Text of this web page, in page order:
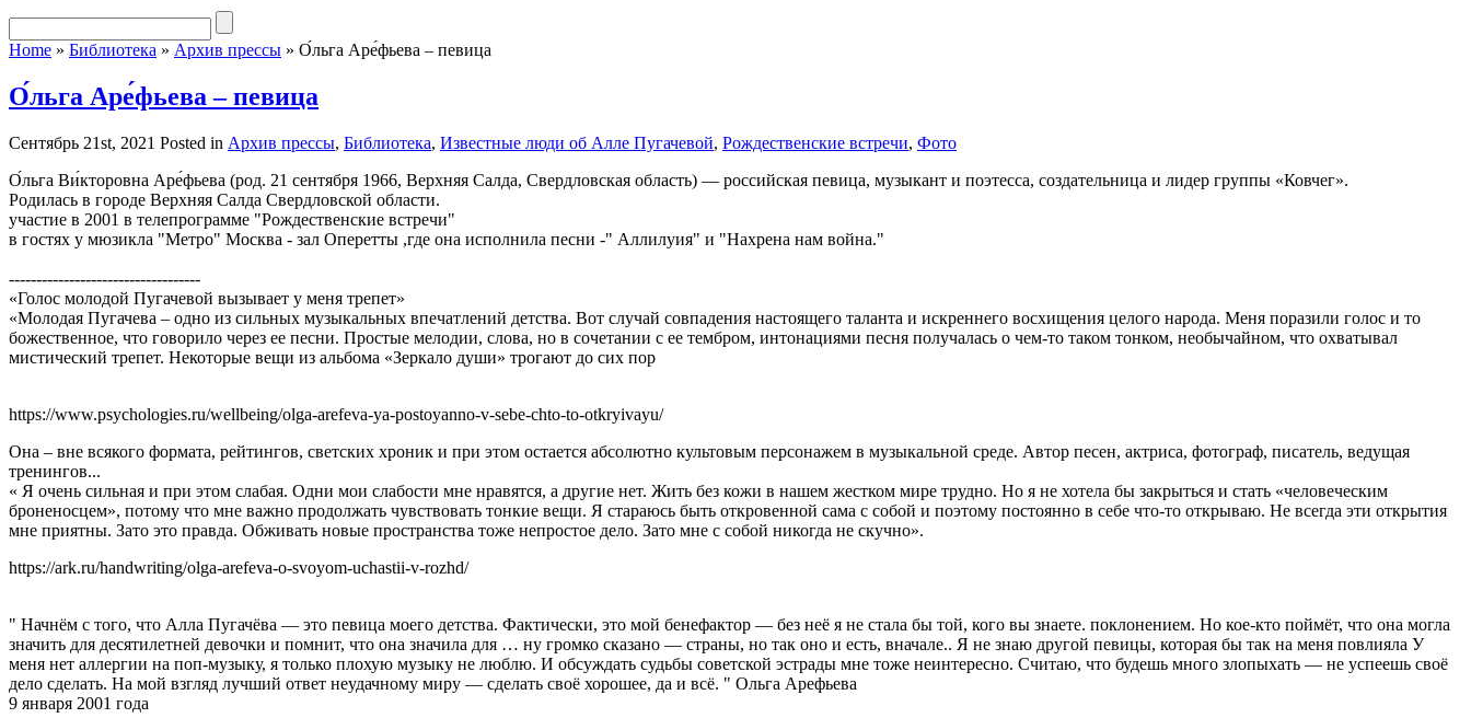
Home » Библиотека » Архив прессы » О́льга Аре́фьева – певица
О́льга Аре́фьева – певица
Сентябрь 21st, 2021 Posted in Архив прессы, Библиотека, Известные люди об Алле Пугачевой, Рождественские встречи, Фото
О́льга Ви́кторовна Аре́фьева (род. 21 сентября 1966, Верхняя Салда, Свердловская область) — российская певица, музыкант и поэтесса, создательница и лидер группы «Ковчег».
Родилась в городе Верхняя Салда Свердловской области.
участие в 2001 в телепрограмме "Рождественские встречи"
в гостях у мюзикла "Метро" Москва - зал Оперетты ,где она исполнила песни -" Аллилуия" и "Нахрена нам война."
-----------------------------------
«Голос молодой Пугачевой вызывает у меня трепет»
«Молодая Пугачева – одно из сильных музыкальных впечатлений детства. Вот случай совпадения настоящего таланта и искреннего восхищения целого народа. Меня поразили голос и то
божественное, что говорило через ее песни. Простые мелодии, слова, но в сочетании с ее тембром, интонациями песня получалась о чем-то таком тонком, необычайном, что охватывал
мистический трепет. Некоторые вещи из альбома «Зеркало души» трогают до сих пор
https://www.psychologies.ru/wellbeing/olga-arefeva-ya-postoyanno-v-sebe-chto-to-otkryivayu/
Она – вне всякого формата, рейтингов, светских хроник и при этом остается абсолютно культовым персонажем в музыкальной среде. Автор песен, актриса, фотограф, писатель, ведущая
тренингов...
« Я очень сильная и при этом слабая. Одни мои слабости мне нравятся, а другие нет. Жить без кожи в нашем жестком мире трудно. Но я не хотела бы закрыться и стать «человеческим
броненосцем», потому что мне важно продолжать чувствовать тонкие вещи. Я стараюсь быть откровенной сама с собой и поэтому постоянно в себе что-то открываю. Не всегда эти открытия
мне приятны. Зато это правда. Обживать новые пространства тоже непростое дело. Зато мне с собой никогда не скучно».
https://ark.ru/handwriting/olga-arefeva-o-svoyom-uchastii-v-rozhd/
" Начнём с того, что Алла Пугачёва — это певица моего детства. Фактически, это мой бенефактор — без неё я не стала бы той, кого вы знаете. поклонением. Но кое-кто поймёт, что она могла
значить для десятилетней девочки и помнит, что она значила для … ну громко сказано — страны, но так оно и есть, вначале.. Я не знаю другой певицы, которая бы так на меня повлияла У
меня нет аллергии на поп-музыку, я только плохую музыку не люблю. И обсуждать судьбы советской эстрады мне тоже неинтересно. Считаю, что будешь много злопыхать — не успеешь своё
дело сделать. На мой взгляд лучший ответ неудачному миру — сделать своё хорошее, да и всё. " Ольга Арефьева
9 января 2001 года